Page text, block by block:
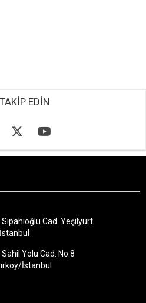
EDİN
Cad. Yeşilyurt
Yolu Cad. No:8
İstanbul